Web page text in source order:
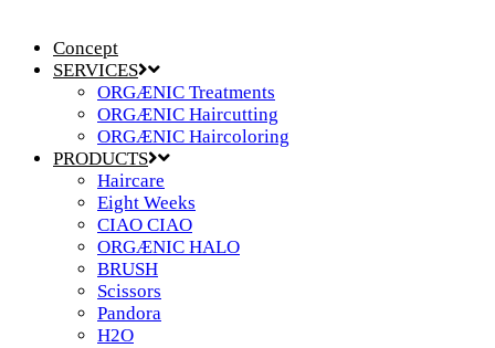
Concept
SERVICES
ORGÆNIC Treatments
ORGÆNIC Haircutting
ORGÆNIC Haircoloring
PRODUCTS
Haircare
Eight Weeks
CIAO CIAO
ORGÆNIC HALO
BRUSH
Scissors
Pandora
H2O